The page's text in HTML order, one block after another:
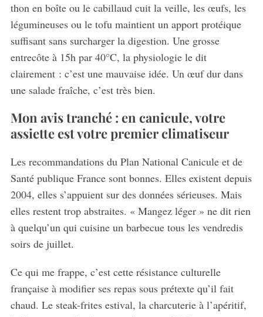
thon en boîte ou le cabillaud cuit la veille, les œufs, les
légumineuses ou le tofu maintient un apport protéique
suffisant sans surcharger la digestion. Une grosse
entrecôte à 15h par 40°C, la physiologie le dit
clairement : c’est une mauvaise idée. Un œuf dur dans
une salade fraîche, c’est très bien.
Mon avis tranché : en canicule, votre
assiette est votre premier climatiseur
Les recommandations du Plan National Canicule et de
Santé publique France sont bonnes. Elles existent depuis
2004, elles s’appuient sur des données sérieuses. Mais
elles restent trop abstraites. « Mangez léger » ne dit rien
à quelqu’un qui cuisine un barbecue tous les vendredis
soirs de juillet.
Ce qui me frappe, c’est cette résistance culturelle
française à modifier ses repas sous prétexte qu’il fait
chaud. Le steak-frites estival, la charcuterie à l’apéritif,